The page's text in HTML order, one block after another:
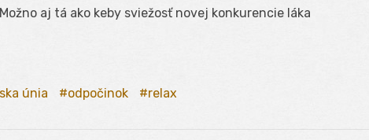
aj tá ako keby sviežosť novej konkurencie láka
únia odpočinok relax